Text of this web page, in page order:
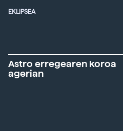
EKLIPSEA
Astro erregearen koroa
agerian